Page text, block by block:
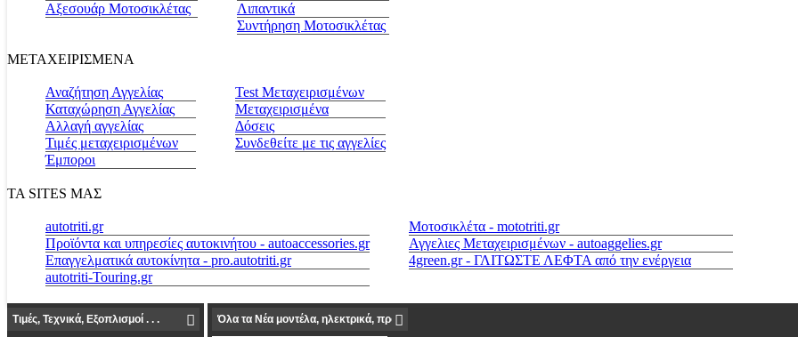
Αξεσουάρ Μοτοσικλέτας
Λιπαντικά
Συντήρηση Μοτοσικλέτας
ΜΕΤΑΧΕΙΡΙΣΜΕΝΑ
Αναζήτηση Αγγελίας
Καταχώρηση Αγγελίας
Αλλαγή αγγελίας
Τιμές μεταχειρισμένων
Έμποροι
Test Μεταχειρισμένων
Μεταχειρισμένα
Δόσεις
Συνδεθείτε με τις αγγελίες
ΤΑ SITES ΜΑΣ
autotriti.gr
Προϊόντα και υπηρεσίες αυτοκινήτου - autoaccessories.gr
Επαγγελματικά αυτοκίνητα - pro.autotriti.gr
autotriti-Touring.gr
Μοτοσικλέτα - mototriti.gr
Αγγελιες Μεταχειρισμένων - autoaggelies.gr
4green.gr - ΓΛΙΤΩΣΤΕ ΛΕΦΤΑ από την ενέργεια